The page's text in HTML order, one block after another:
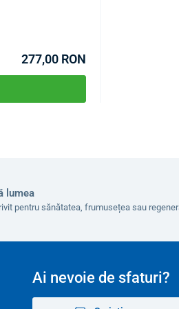
rezistent la
fără efort.
277,00 RON
lumea
pentru sănătatea, frumusețea sau
Ai nevoie de sfaturi?